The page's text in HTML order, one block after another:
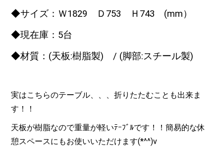
◆サイズ：Ｗ1829 Ｄ753 Ｈ743 (mm）
◆現在庫：5台
◆材質：(天板:樹脂製) / (脚部:スチール製)
実はこちらのテーブル、、、折りたたむことも出来ま
す！！
天板が樹脂なので重量が軽いﾃｰﾌﾞﾙです！！簡易的な休
憩スペースにもお使いいただけます(*^^)v